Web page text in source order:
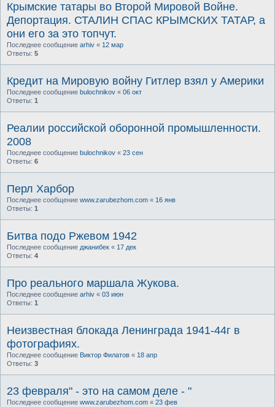
Крымские татары во Второй Мировой Войне.
Депортация. СТАЛИН СПАС КРЫМСКИХ ТАТАР, а
они его за это топчут.
Последнее сообщение arhiv « 12 мар
Ответы: 5
Кредит на Мировую войну Гитлер взял у Америки
Последнее сообщение bulochnikov « 06 окт
Ответы: 1
Реалии российской оборонной промышленности.
2008
Последнее сообщение bulochnikov « 23 сен
Ответы: 6
Перл Харбор
Последнее сообщение www.zarubezhom.com « 16 янв
Ответы: 1
Битва подо Ржевом 1942
Последнее сообщение джанибек « 17 дек
Ответы: 4
Про реального маршала Жукова.
Последнее сообщение arhiv « 03 июн
Ответы: 1
Неизвестная блокада Ленинграда 1941-44г в
фотографиях.
Последнее сообщение Виктор Филатов « 18 апр
Ответы: 3
23 февраля" - это на самом деле - "
Последнее сообщение www.zarubezhom.com « 23 фев